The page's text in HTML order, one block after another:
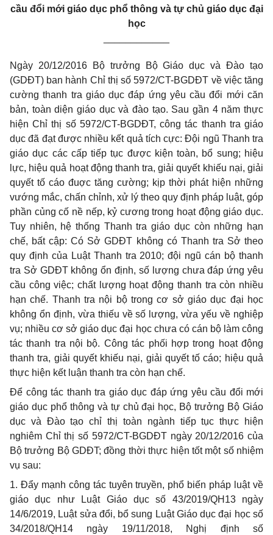
cầu đổi mới giáo dục phổ thông và tự chủ giáo dục đại
học
Ngày 20/12/2016 Bộ trưởng Bộ Giáo dục và Đào tạo
(GDĐT) ban hành Chỉ thị số 5972/CT-BGDĐT về việc tăng
cường thanh tra giáo dục đáp ứng yêu cầu đổi mới căn
bản, toàn diện giáo dục và đào tạo. Sau gần 4 năm thực
hiện Chỉ thị số 5972/CT-BGDĐT, công tác thanh tra giáo
dục đã đạt được nhiều kết quả tích cực: Đội ngũ Thanh tra
giáo dục các cấp tiếp tục được kiện toàn, bổ sung; hiệu
lực, hiệu quả hoạt động thanh tra, giải quyết khiếu nại, giải
quyết tố cáo đuợc tăng cường; kịp thời phát hiện những
vướng mắc, chấn chỉnh, xử lý theo quy định pháp luật, góp
phần củng cố nề nếp, kỷ cương trong hoạt động giáo dục.
Tuy nhiên, hệ thống Thanh tra giáo dục còn những hạn
chế, bất cập: Có Sở GDĐT không có Thanh tra Sở theo
quy định của Luật Thanh tra 2010; đội ngũ cán bộ thanh
tra Sở GDĐT khôngổnđịnh, số lượng chưa đáp ứng yêu
cầu công việc; chất lượng hoạt động thanh tra còn nhiều
hạn chế. Thanh tra nội bộ trong cơ sở giáo dục đại học
không ổn định, vừa thiếu về số lượng, vừa yếu về nghiệp
vụ; nhiều cơ sở giáo dục đại học chưa có cán bộ làm công
tác thanh tra nội bộ. Công tác phối hợp trong hoạt động
thanh tra, giải quyết khiếu nại, giải quyết tố cáo; hiệu quả
thực hiện kết luận thanh tra còn hạn chế.
Để công tác thanh tra giáo dục đáp ứng yêu cầu đổi mới
giáo dục phổ thông và tự chủ đại học, Bộ trưởng Bộ Giáo
dục và Đào tạo chỉ thị toàn ngành tiếp tục thực hiện
nghiêm Chỉ thị số 5972/CT-BGDĐT ngày 20/12/2016 của
Bộ trưởng Bộ GDĐT; đồng thời thực hiện tốt một số nhiệm
vụ sau:
1. Đẩy mạnh công tác tuyên truyền, phổ biến pháp luật về
giáo dục như Luật Giáo dục số 43/2019/QH13 ngày
14/6/2019, Luật sửa đổi, bổ sung Luật Giáo dục đại học số
34/2018/QH 14 ngày 19/11/2018, Nghị định số